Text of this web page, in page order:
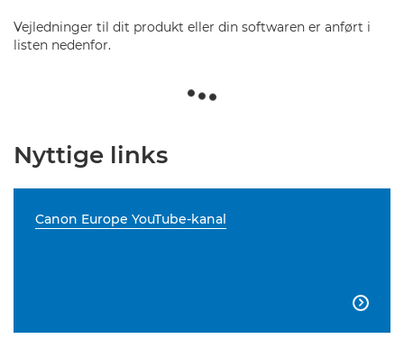
Vejledninger til dit produkt eller din softwaren er anført i
listen nedenfor.
Nyttige links
Canon Europe YouTube-kanal
